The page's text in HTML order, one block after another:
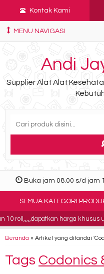
Kontak Kami
MENU NAVIGASI
Andi
Supplier Alat Alat
Buka jam 08.00 s/d jam
SEMUA KATEGORI
10 roll,,,,,dapatkan harga khusus
Beranda » Artikel yang ditandai
Tags Codonics